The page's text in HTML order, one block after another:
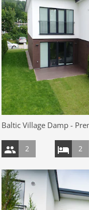
Baltic Village Damp -
2 2